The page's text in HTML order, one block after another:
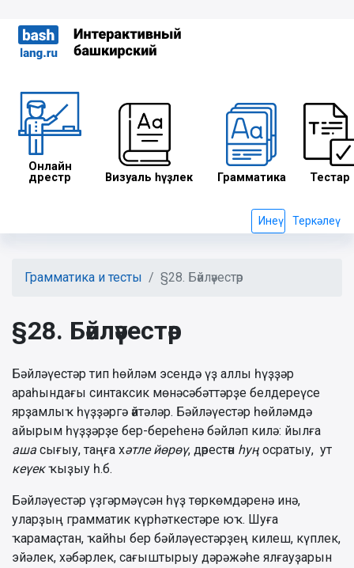
Онлайн
дәрестәр
Визуаль һүҙлек Грамматика Тестар
Инеү Теркәлеү
Грамматика и тесты §28. Бәйләүестәр
§28. Бәйләүестәр
Бəйлəүестəр тип һөйлəм эсендə үҙ аллы һүҙҙəр
араһындағы синтаксик мөнəсəбəттəрҙе белдереүсе
ярҙамлыҡ һүҙҙəргə әйтəлəр. Бəйлəүестəр һөйлəмдə
айырым һүҙҙəрҙе бер-береһенə бəйлəп килə: йылға
аша сығыу, таңға хəтле йөрөү, дәрестән һуң осратыу, ут
кеүекҡыҙыу һ.б.
Бəйлəүестəр үҙгəрмəүсəн һүҙ төркөмдəренə инə,
уларҙың грамматик күрһəткестəре юҡ. Шуға
ҡарамаҫтан, ҡайһы бер бəйлəүестəрҙең килеш, күплек,
эйəлек, хəбəрлек, сағыштырыу дəрəжəһе ялғауҙарын